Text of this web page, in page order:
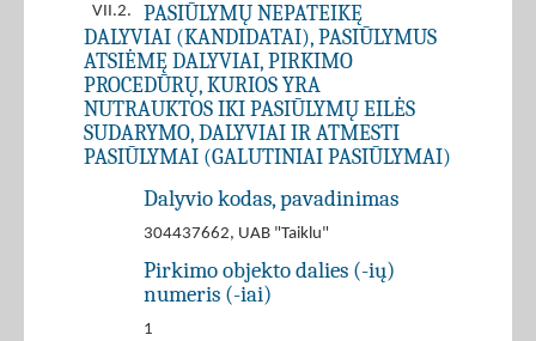
VII.2.
PASIŪLYMŲ NEPATEIKĘ
DALYVIAI (KANDIDATAI), PASIŪLYMUS
ATSIĖMĘ DALYVIAI, PIRKIMO
PROCEDŪRŲ, KURIOS YRA
NUTRAUKTOS IKI PASIŪLYMŲ EILĖS
SUDARYMO, DALYVIAI IR ATMESTI
PASIŪLYMAI (GALUTINIAI PASIŪLYMAI)
Dalyvio kodas, pavadinimas
304437662, UAB "Taiklu"
Pirkimo objekto dalies (-ių)
numeris (-iai)
1